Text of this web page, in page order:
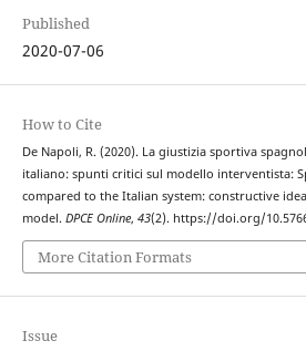
Published
2020-07-06
How to Cite
De Napoli, R. (2020). La giustizia sportiva
italiano: spunti critici sul modello interventista:
compared to the Italian system: constructive
model. DPCE Online, 43(2). https://doi.org/
More Citation Formats
Issue